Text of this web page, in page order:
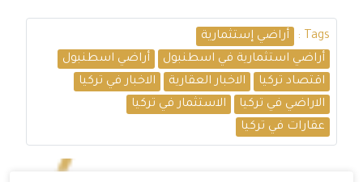
Tags :
أراضي إستثمارية
أراضي استثمارية في اسطنبول
أراضي اسطنبول
اقتصاد تركيا
الاخبار العقارية
الاخبار في تركيا
الاراضي في تركيا
الاستثمار في تركيا
عقارات في تركيا